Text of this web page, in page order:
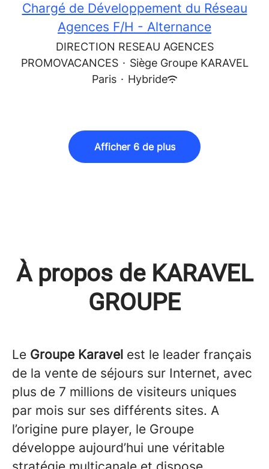
Chargé de Développement du Réseau
Agences F/H - Alternance
DIRECTION RESEAU AGENCES
PROMOVACANCES · Siège Groupe KARAVEL
Paris · Hybride
Afficher 6 de plus
À propos de KARAVEL
GROUPE
Le Groupe Karavel est le leader français
de la vente de séjours sur Internet, avec
plus de 7 millions de visiteurs uniques
par mois sur ses différents sites. A
l’origine pure player, le Groupe
développe aujourd’hui une véritable